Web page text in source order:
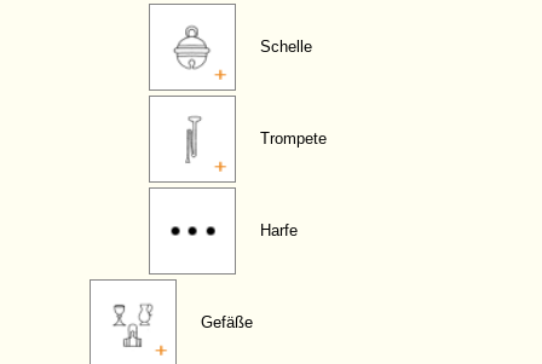
Schelle
Trompete
Harfe
Gefäße